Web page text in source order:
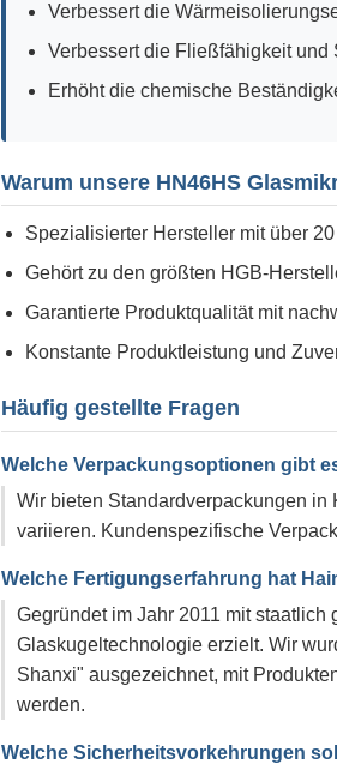
Verbessert die
Verbessert die Fließfähigkeit und
Erhöht die chemische
Warum unsere HN46HS
Spezialisierter Hersteller mit über
Gehört zu den größten HGB-
Garantierte Produktqualität mit
Konstante Produktleistung und
Häufig gestellte Fragen
Welche Verpackungsoptionen gibt
Wir bieten Standardverpackungen
variieren. Kundenspezifische
Welche Fertigungserfahrung hat
Gegründet im Jahr 2011 mit
Glaskugeltechnologie erzielt. Wir
Shanxi" ausgezeichnet, mit
werden.
Welche Sicherheitsvorkehrungen